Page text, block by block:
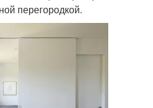
перегородкой.